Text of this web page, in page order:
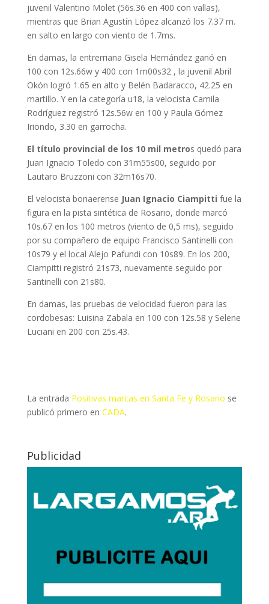
juvenil Valentino Molet (56s.36 en 400 con vallas),
mientras que Brian Agustín López alcanzó los 7.37 m.
en salto en largo con viento de 1.7ms.
En damas, la entrerriana Gisela Hernández ganó en
100 con 12s.66w y 400 con 1m00s32 , la juvenil Abril
Okón logró 1.65 en alto y Belén Badaracco, 42.25 en
martillo. Y en la categoría u18, la velocista Camila
Rodríguez registró 12s.56w en 100 y Paula Gómez
Iriondo, 3.30 en garrocha.
El título provincial de los 10 mil metros quedó para
Juan Ignacio Toledo con 31m55s00, seguido por
Lautaro Bruzzoni con 32m16s70.
El velocista bonaerense Juan Ignacio Ciampitti fue la
figura en la pista sintética de Rosario, donde marcó
10s.67 en los 100 metros (viento de 0,5 ms), seguido
por su compañero de equipo Francisco Santinelli con
10s79 y el local Alejo Pafundi con 10s89. En los 200,
Ciampitti registró 21s73, nuevamente seguido por
Santinelli con 21s80.
En damas, las pruebas de velocidad fueron para las
cordobesas: Luisina Zabala en 100 con 12s.58 y Selene
Luciani en 200 con 25s.43.
La entrada Positivas marcas en Santa Fe y Rosario se
publicó primero en CADA.
Publicidad